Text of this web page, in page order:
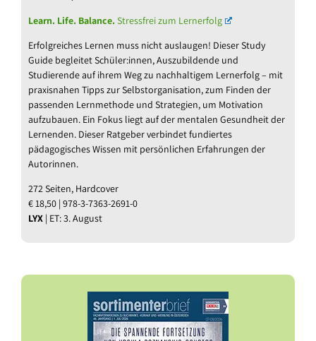
Learn. Life. Balance.Stressfrei zum Lernerfolg
Erfolgreiches Lernen muss nicht auslaugen! Dieser Study
Guide begleitet Schüler:innen, Auszubildende und
Studierende auf ihrem Weg zu nachhaltigem Lernerfolg – mit
praxisnahen Tipps zur Selbstorganisation, zum Finden der
passenden Lernmethode und Strategien, um Motivation
aufzubauen. Ein Fokus liegt auf der mentalen Gesundheit der
Lernenden. Dieser Ratgeber verbindet fundiertes
pädagogisches Wissen mit persönlichen Erfahrungen der
Autorinnen.
272 Seiten, Hardcover
€ 18,50 | 978-3-7363-2691-0
LYX | ET: 3. August